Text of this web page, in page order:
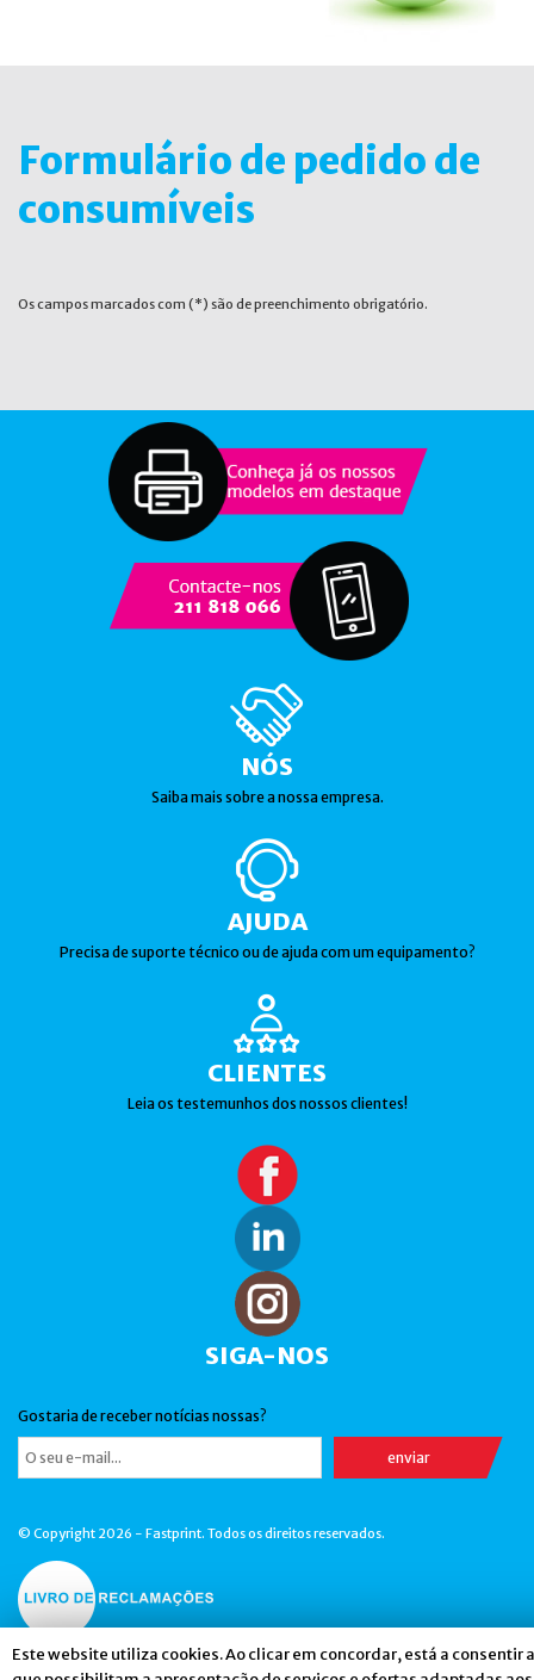
Formulário de pedido de
consumíveis
Os campos marcados com (*) são de preenchimento obrigatório.
NÓS
Saiba mais sobre a nossa empresa.
AJUDA
Precisa de suporte técnico ou de ajuda com um equipamento?
CLIENTES
Leia os testemunhos dos nossos clientes!
SIGA-NOS
Gostaria de receber notícias nossas?
© Copyright 2026 - Fastprint. Todos os direitos reservados.
Este website utiliza cookies. Ao clicar em concordar, está a consentir